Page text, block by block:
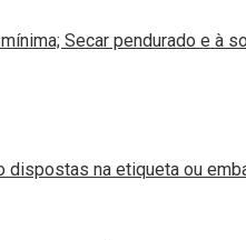
Secar pendurado e à
na etiqueta ou